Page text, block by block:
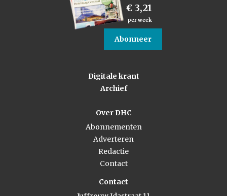
€ 3,21
per week
Abonneer
Digitale krant
Archief
Over DHC
Abonnementen
Adverteren
Redactie
Contact
Contact